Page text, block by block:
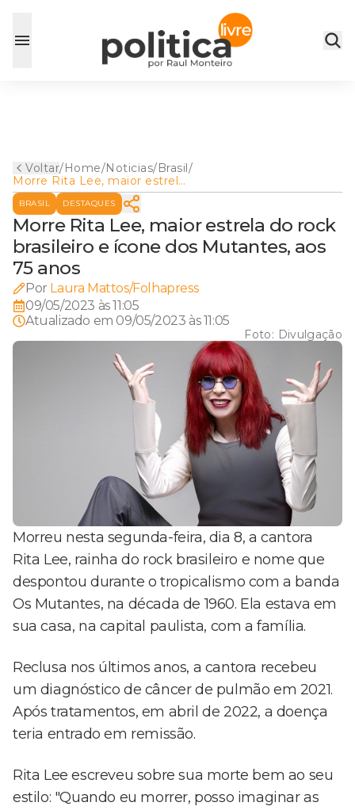
Voltar/Home/Noticias/Brasil/
Morre Rita Lee, maior estrela
do rock brasileiro e ícone dos
Mutantes, aos 75 anos
BRASIL DESTAQUES
Morre Rita Lee, maior estrela do rock
brasileiro e ícone dos Mutantes, aos
75 anos
Por Laura Mattos/Folhapress
09/05/2023 às 11:05
Atualizado em 09/05/2023 às 11:05
Foto: Divulgação
Morreu nesta segunda-feira, dia 8, a cantora
Rita Lee, rainha do rock brasileiro e nome que
despontou durante o tropicalismo com a banda
Os Mutantes, na década de 1960. Ela estava em
sua casa, na capital paulista, com a família.
Reclusa nos últimos anos, a cantora recebeu
um diagnóstico de câncer de pulmão em 2021.
Após tratamentos, em abril de 2022, a doença
teria entrado em remissão.
Rita Lee escreveu sobre sua morte bem ao seu
estilo: "Quando eu morrer, posso imaginar as